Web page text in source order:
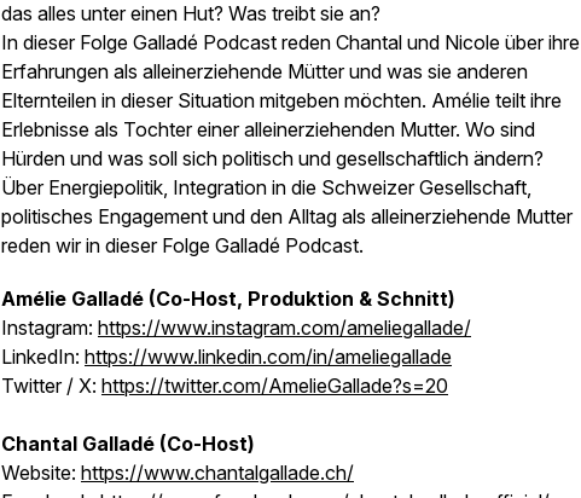
das alles unter einen Hut? Was treibt sie an?
In dieser Folge Galladé Podcast reden Chantal und Nicole über ihre
Erfahrungen als alleinerziehende Mütter und was sie anderen
Elternteilen in dieser Situation mitgeben möchten. Amélie teilt ihre
Erlebnisse als Tochter einer alleinerziehenden Mutter. Wo sind
Hürden und was soll sich politisch und gesellschaftlich ändern?
Über Energiepolitik, Integration in die Schweizer Gesellschaft,
politisches Engagement und den Alltag als alleinerziehende Mutter
reden wir in dieser Folge Galladé Podcast.
Amélie Galladé (Co-Host, Produktion & Schnitt)
Instagram: https://www.instagram.com/ameliegallade/
LinkedIn: https://www.linkedin.com/in/ameliegallade
Twitter / X: https://twitter.com/AmelieGallade?s=20
Chantal Galladé (Co-Host)
Website: https://www.chantalgallade.ch/